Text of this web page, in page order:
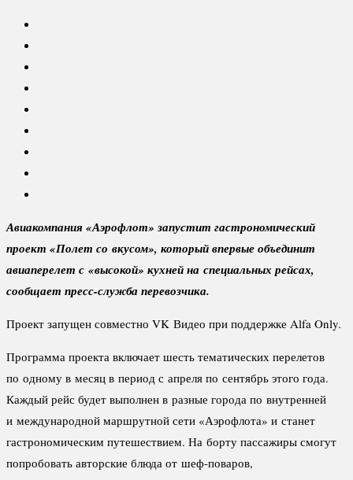
Авиакомпания «Аэрофлот» запустит гастрономический
проект «Полет со вкусом», который впервые объединит
авиаперелет с «высокой» кухней на специальных рейсах,
сообщает пресс-служба перевозчика.
Проект запущен совместно VK Видео при поддержке Alfa Only.
Программа проекта включает шесть тематических перелетов
по одному в месяц в период с апреля по сентябрь этого года.
Каждый рейс будет выполнен в разные города по внутренней
и международной маршрутной сети «Аэрофлота» и станет
гастрономическим путешествием. На борту пассажиры смогут
попробовать авторские блюда от шеф-поваров,